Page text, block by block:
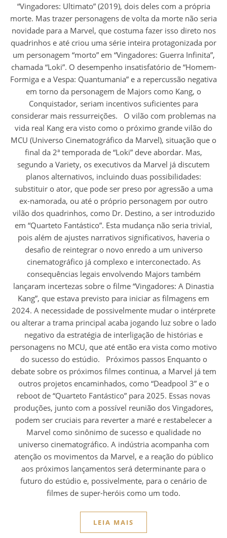
“Vingadores: Ultimato” (2019), dois deles com a própria
morte. Mas trazer personagens de volta da morte não seria
novidade para a Marvel, que costuma fazer isso direto nos
quadrinhos e até criou uma série inteira protagonizada por
um personagem “morto” em “Vingadores: Guerra Infinita”,
chamada “Loki”. O desempenho insatisfatório de “Homem-
Formiga e a Vespa: Quantumania” e a repercussão negativa
em torno da personagem de Majors como Kang, o
Conquistador, seriam incentivos suficientes para
considerar mais ressurreições. O vilão com problemas na
vida real Kang era visto como o próximo grande vilão do
MCU (Universo Cinematográfico da Marvel), situação que o
final da 2ª temporada de “Loki” deve abordar. Mas,
segundo a Variety, os executivos da Marvel já discutem
planos alternativos, incluindo duas possibilidades:
substituir o ator, que pode ser preso por agressão a uma
ex-namorada, ou até o próprio personagem por outro
vilão dos quadrinhos, como Dr. Destino, a ser introduzido
em “Quarteto Fantástico”. Esta mudança não seria trivial,
pois além de ajustes narrativos significativos, haveria o
desafio de reintegrar o novo enredo a um universo
cinematográfico já complexo e interconectado. As
consequências legais envolvendo Majors também
lançaram incertezas sobre o filme “Vingadores: A Dinastia
Kang”, que estava previsto para iniciar as filmagens em
2024. A necessidade de possivelmente mudar o intérprete
ou alterar a trama principal acaba jogando luz sobre o lado
negativo da estratégia de interligação de histórias e
personagens no MCU, que até então era vista como motivo
do sucesso do estúdio. Próximos passos Enquanto o
debate sobre os próximos filmes continua, a Marvel já tem
outros projetos encaminhados, como “Deadpool 3” e o
reboot de “Quarteto Fantástico” para 2025. Essas novas
produções, junto com a possível reunião dos Vingadores,
podem ser cruciais para reverter a maré e restabelecer a
Marvel como sinônimo de sucesso e qualidade no
universo cinematográfico. A indústria acompanha com
atenção os movimentos da Marvel, e a reação do público
aos próximos lançamentos será determinante para o
futuro do estúdio e, possivelmente, para o cenário de
filmes de super-heróis como um todo.
LEIA MAIS